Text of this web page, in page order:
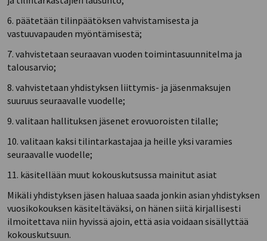
6. päätetään tilinpäätöksen vahvistamisesta ja
vastuuvapauden myöntämisestä;
7. vahvistetaan seuraavan vuoden toimintasuunnitelma ja
talousarvio;
8. vahvistetaan yhdistyksen liittymis- ja jäsenmaksujen
suuruus seuraavalle vuodelle;
9. valitaan hallituksen jäsenet erovuoroisten tilalle;
10. valitaan kaksi tilintarkastajaa ja heille yksi varamies
seuraavalle vuodelle;
11. käsitellään muut kokouskutsussa mainitut asiat
Mikäli yhdistyksen jäsen haluaa saada jonkin asian yhdistyksen
vuosikokouksen käsiteltäväksi, on hänen siitä kirjallisesti
ilmoitettava niin hyvissä ajoin, että asia voidaan sisällyttää
kokouskutsuun.